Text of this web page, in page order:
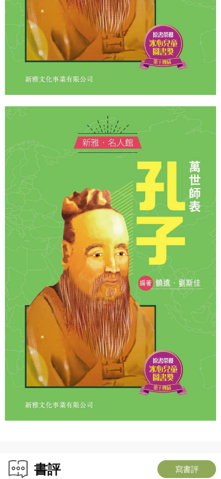
書評 寫書評